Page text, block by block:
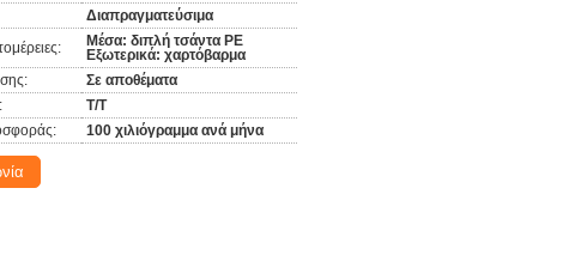
Διαπραγματεύσιμα
Μέσα: διπλή τσάντα PE
Εξωτερικά: χαρτόβαρμα
Σε αποθέματα
Τ/Τ
100 χιλιόγραμμα ανά μήνα